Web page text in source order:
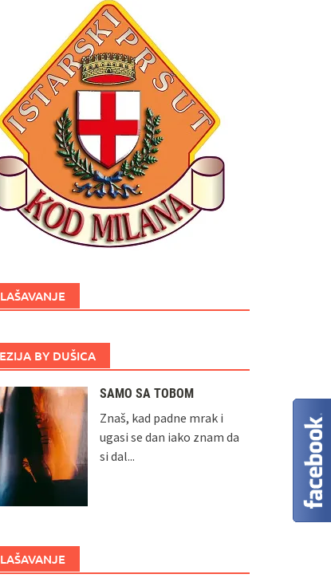
BY DUŠICA
SAMO SA TOBOM
Znaš, kad padne mrak i
ugasi se dan iako znam da
si dal...